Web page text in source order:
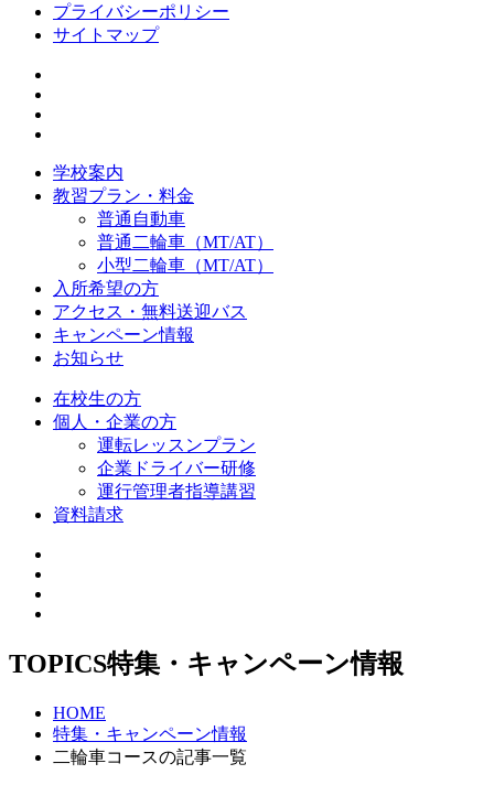
プライバシーポリシー
サイトマップ
学校案内
教習プラン・料金
普通自動車
普通二輪車（MT/AT）
小型二輪車（MT/AT）
入所希望の方
アクセス・無料送迎バス
キャンペーン情報
お知らせ
在校生の方
個人・企業の方
運転レッスンプラン
企業ドライバー研修
運行管理者指導講習
資料請求
TOPICS特集・キャンペーン情報
HOME
特集・キャンペーン情報
二輪車コースの記事一覧